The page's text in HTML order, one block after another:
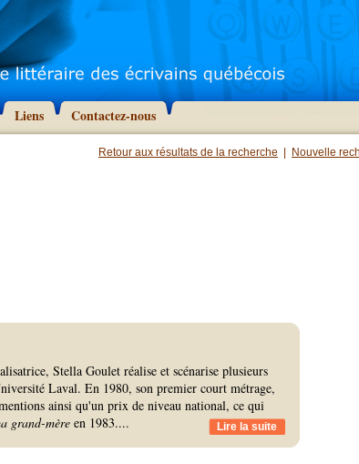
Liens Contactez-nous
Retour aux résultats de la recherche Nouvelle
Stella Goulet réalise et scénarise plusieurs
Laval. En 1980, son premier court métrage,
ainsi qu'un prix de niveau national, ce qui
grand-mère en 1983.... Lire la suite